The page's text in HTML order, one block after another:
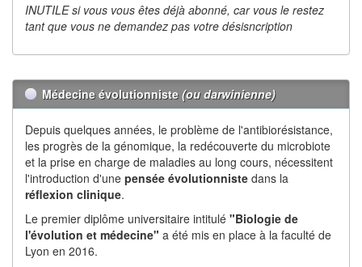
INUTILE si vous vous êtes déjà abonné, car vous le restez
tant que vous ne demandez pas votre désisncription
Médecine évolutionniste (ou darwinienne)
Depuis quelques années, le problème de l'antibiorésistance,
les progrès de la génomique, la redécouverte du microbiote
et la prise en charge de maladies au long cours, nécessitent
l'introduction d'une pensée évolutionniste dans la
réflexion clinique.
Le premier diplôme universitaire intitulé "Biologie de
l'évolution et médecine" a été mis en place à la faculté de
Lyon en 2016.